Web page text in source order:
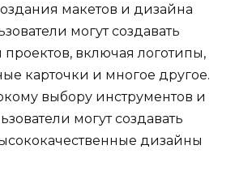
макетов и дизайна
могут создавать
включая логотипы,
карточки и многое другое.
выбору инструментов и
могут создавать
дизайны